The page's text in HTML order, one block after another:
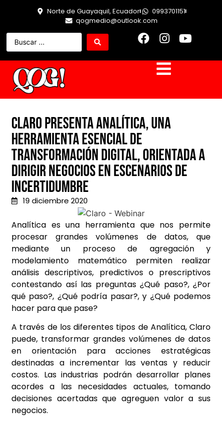
Norte de Guayaquil, Ecuador
0993701151
qogmedio@outlook.com
Claro presenta Analítica, una
herramienta esencial de
transformación digital, orientada a
dirigir negocios en escenarios de
incertidumbre
19 diciembre 2020
Analítica es una herramienta que nos permite
procesar grandes volúmenes de datos, que
mediante un proceso de agregación y
modelamiento matemático permiten realizar
análisis descriptivos, predictivos o prescriptivos
contestando así las preguntas ¿Qué paso?, ¿Por
qué paso?, ¿Qué podría pasar?, y ¿Qué podemos
hacer para que pase?
A través de los diferentes tipos de Analítica, Claro
puede, transformar grandes volúmenes de datos
en orientación para acciones estratégicas
destinadas a incrementar las ventas y reducir
costos. Las industrias podrándesarrollar planes
acordes a las necesidades actuales, tomando
decisiones acertadas que agreguen valor a sus
negocios.